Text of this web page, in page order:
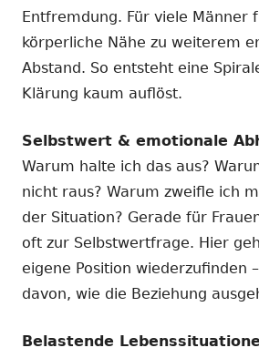
Entfremdung. Für viele Männer
körperliche Nähe zu weiterem
Abstand. So entsteht eine
Klärung kaum auflöst.
Selbstwert & emotionale
Warum halte ich das aus?
nicht raus? Warum zweifle ich
der Situation? Gerade für
oft zur Selbstwertfrage. Hier
eigene Position wiederzufinden
davon, wie die Beziehung
Belastende